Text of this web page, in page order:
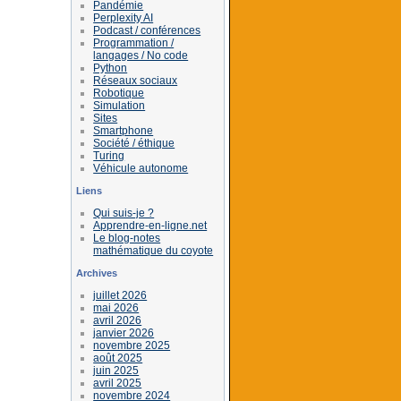
Pandémie
Perplexity AI
Podcast / conférences
Programmation /
langages / No code
Python
Réseaux sociaux
Robotique
Simulation
Sites
Smartphone
Société / éthique
Turing
Véhicule autonome
Liens
Qui suis-je ?
Apprendre-en-ligne.net
Le blog-notes
mathématique du coyote
Archives
juillet 2026
mai 2026
avril 2026
janvier 2026
novembre 2025
août 2025
juin 2025
avril 2025
novembre 2024